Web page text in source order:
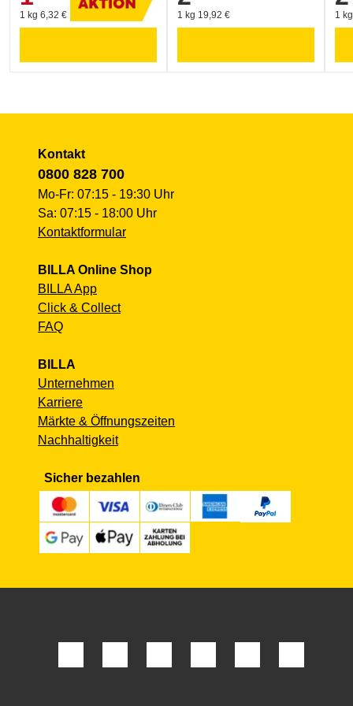
1 kg 6,32 € 1 kg 19,92 € 1
Kontakt
0800 828 700
Mo-Fr: 07:15 - 19:30 Uhr
Sa: 07:15 - 18:00 Uhr
Kontaktformular
BILLA Online Shop
BILLA App
Click & Collect
FAQ
BILLA
Unternehmen
Karriere
Märkte & Öffnungszeiten
Nachhaltigkeit
Sicher bezahlen